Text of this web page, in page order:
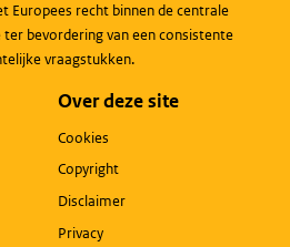
Europees recht binnen de centrale
bevordering van een consistente
vraagstukken.
Over deze site
Cookies
Copyright
Disclaimer
Privacy